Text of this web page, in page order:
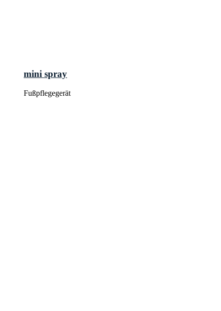
mini spray
Fußpflegegerät